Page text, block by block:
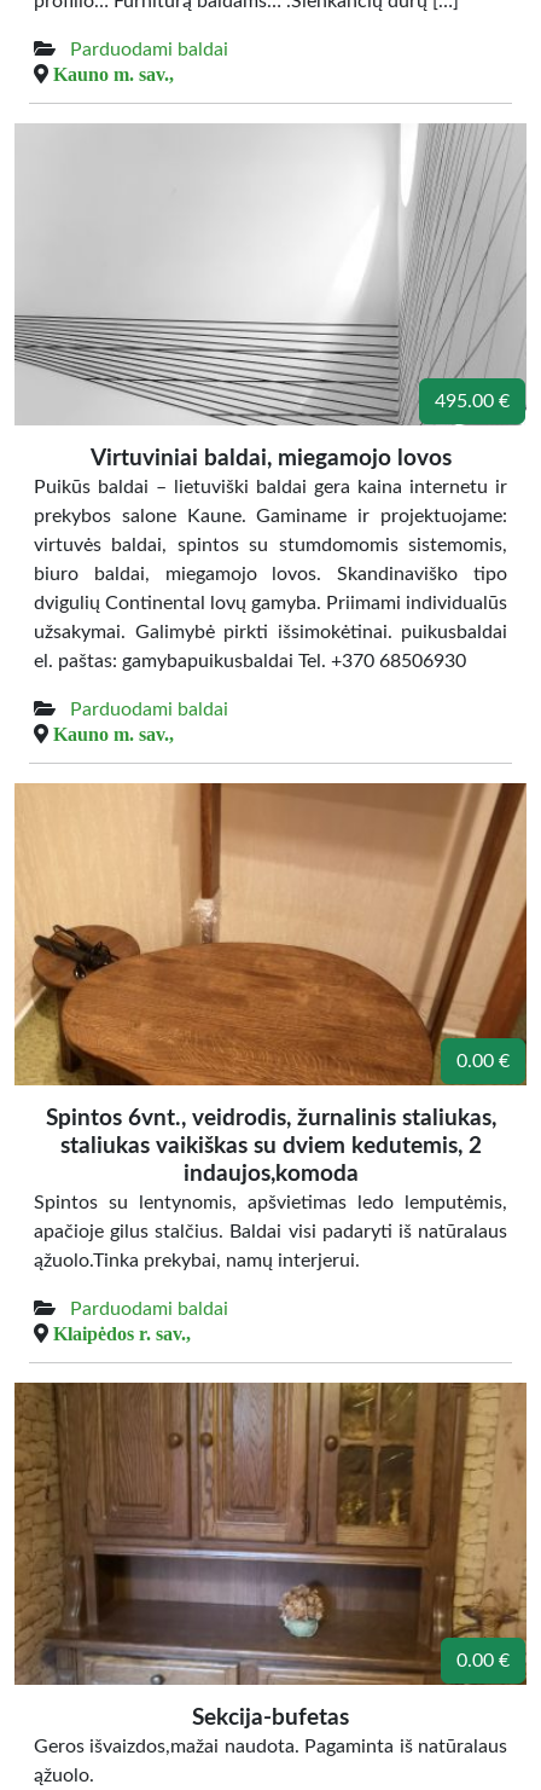
Parduodami baldai
Kauno m. sav.,
495.00 €
Virtuviniai baldai, miegamojo lovos
Puikūs baldai – lietuviški baldai gera kaina internetu ir
prekybos salone Kaune. Gaminame ir projektuojame:
virtuvės baldai, spintos su stumdomomis sistemomis,
biuro baldai, miegamojo lovos. Skandinaviško tipo
dvigulių Continental lovų gamyba. Priimami individualūs
užsakymai. Galimybė pirkti išsimokėtinai. puikusbaldai
el. paštas: gamybapuikusbaldai Tel. +370 68506930
Parduodami baldai
Kauno m. sav.,
0.00 €
Spintos 6vnt., veidrodis, žurnalinis staliukas,
staliukas vaikiškas su dviem kedutemis, 2
indaujos,komoda
Spintos su lentynomis, apšvietimas ledo lemputėmis,
apačioje gilus stalčius. Baldai visi padaryti iš natūralaus
ąžuolo.Tinka prekybai, namų interjerui.
Parduodami baldai
Klaipėdos r. sav.,
0.00 €
Sekcija-bufetas
Geros išvaizdos,mažai naudota. Pagaminta iš natūralaus
ąžuolo.